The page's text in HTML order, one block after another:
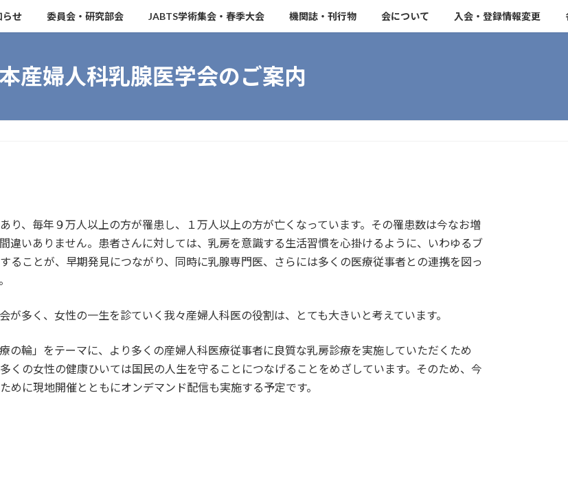
らせ 委員会・研究部会 JABTS学術集会・春季大会 機関誌・刊行物 会について 入会・登録情報変更
産婦人科乳腺医学会のご案内
り、毎年９万人以上の方が罹患し、１万人以上の方が亡くなっています。その罹患数は今なお増
違いありません。患者さんに対しては、乳房を意識する生活習慣を心掛けるように、いわゆるブ
ることが、早期発見につながり、同時に乳腺専門医、さらには多くの医療従事者との連携を図っ
多く、女性の一生を診ていく我々産婦人科医の役割は、とても大きいと考えています。
の輪」をテーマに、より多くの産婦人科医療従事者に良質な乳房診療を実施していただくため
くの女性の健康ひいては国民の人生を守ることにつなげることをめざしています。そのため、今
に現地開催とともにオンデマンド配信も実施する予定です。